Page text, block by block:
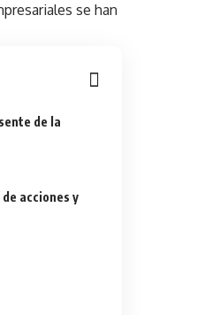
se han
de la
acciones y